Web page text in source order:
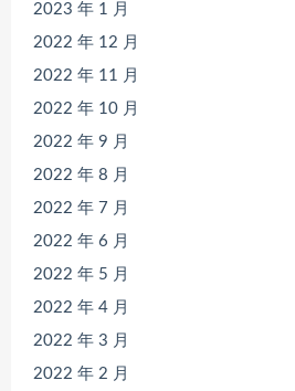
2023 年 1 月
2022 年 12 月
2022 年 11 月
2022 年 10 月
2022 年 9 月
2022 年 8 月
2022 年 7 月
2022 年 6 月
2022 年 5 月
2022 年 4 月
2022 年 3 月
2022 年 2 月